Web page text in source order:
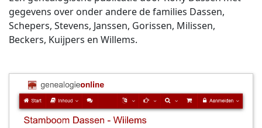
gegevens over onder andere de families Dassen,
Schepers, Stevens, Janssen, Gorissen, Milissen,
Beckers, Kuijpers en Willems.